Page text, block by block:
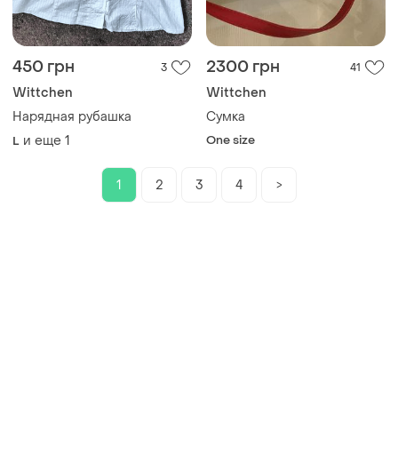
450 грн 3
Wittchen
Нарядная рубашка
L и еще 1
2300 грн 41
Wittchen
Сумка
One size
1 2 3 4 >